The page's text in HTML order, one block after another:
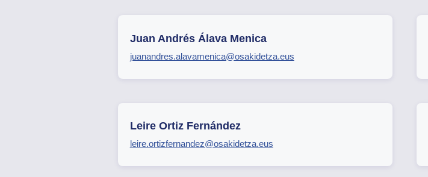
Juan Andrés Álava Menica
juanandres.alavamenica@osakidetza.eus
Leire Ortiz Fernández
leire.ortizfernandez@osakidetza.eus